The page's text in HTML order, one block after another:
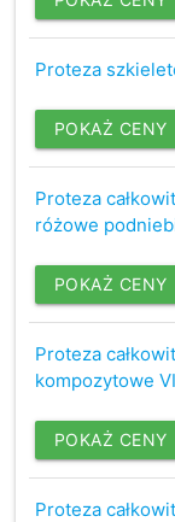
Proteza
POKAŻ CENY
Proteza
różowe
POKAŻ CENY
Proteza
kompozytowe
POKAŻ CENY
Proteza